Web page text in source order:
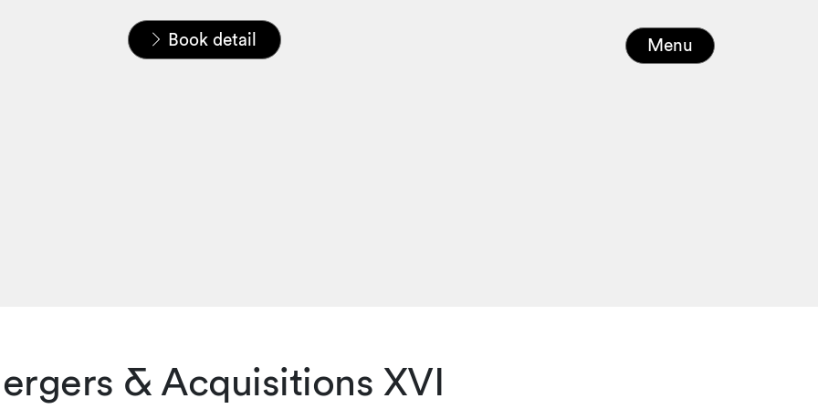
Home
News & Insights
Publications
Book detail Menu
& Acquisitions XVI